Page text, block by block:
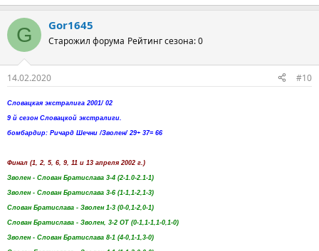
G Gor1645
Старожил форума Рейтинг сезона: 0
14.02.2020 #10
Словацкая экстралига 2001/ 02
9 й сезон Словацкой экстралиги.
бомбардир: Ричард Шечни /Зволен/ 29+ 37= 66
Финал (1, 2, 5, 6, 9, 11 и 13 апреля 2002 г.)
Зволен - Слован Братислава 3-4 (2-1.0-2.1-1)
Зволен - Слован Братислава 3-6 (1-1,1-2,1-3)
Слован Братислава - Зволен 1-3 (0-0,1-2,0-1)
Слован Братислава - Зволен, 3-2 ОТ (0-1,1-1,1-0,1-0)
Зволен - Слован Братислава 8-1 (4-0,1-1,3-0)